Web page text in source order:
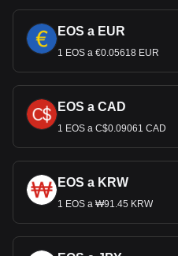
EOS a EUR
1 EOS a €0.05618 EUR
EOS a CAD
1 EOS a C$0.09061 CAD
EOS a KRW
1 EOS a ₩91.45 KRW